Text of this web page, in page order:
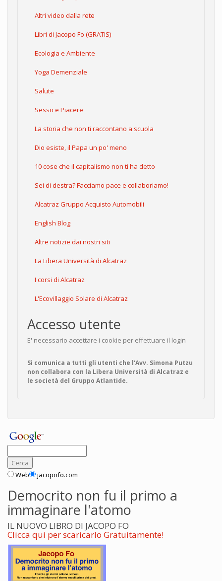
Altri video dalla rete
Libri di Jacopo Fo (GRATIS)
Ecologia e Ambiente
Yoga Demenziale
Salute
Sesso e Piacere
La storia che non ti raccontano a scuola
Dio esiste, il Papa un po' meno
10 cose che il capitalismo non ti ha detto
Sei di destra? Facciamo pace e collaboriamo!
Alcatraz Gruppo Acquisto Automobili
English Blog
Altre notizie dai nostri siti
La Libera Università di Alcatraz
I corsi di Alcatraz
L'Ecovillaggio Solare di Alcatraz
Accesso utente
E' necessario accettare i cookie per effettuare il login
Si comunica a tutti gli utenti che l'Avv. Simona Putzu
non collabora con la Libera Università di Alcatraz e
le società del Gruppo Atlantide.
Web jacopofo.com
Democrito non fu il primo a
immaginare l'atomo
IL NUOVO LIBRO DI JACOPO FO
Clicca qui per scaricarlo Gratuitamente!